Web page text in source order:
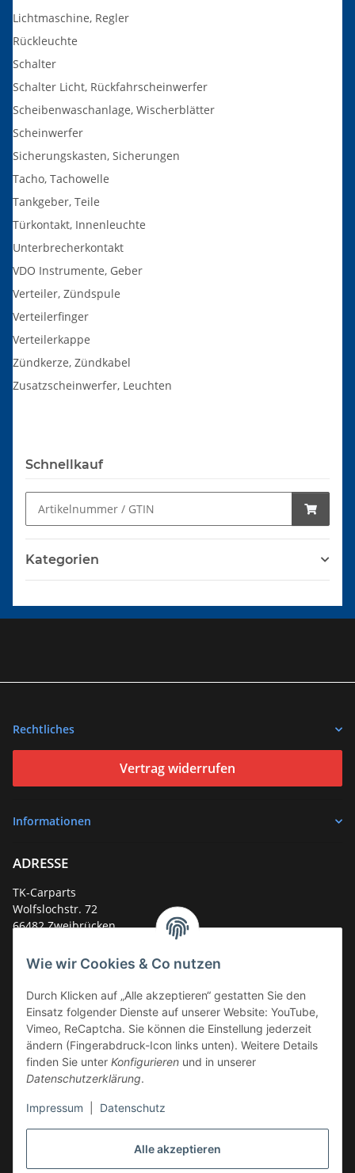
Alle akzeptieren
Wie wir Cookies & Co nutzen
Durch Klicken auf „Alle akzeptieren“ gestatten Sie den
Einsatz folgender Dienste auf unserer Website: YouTube,
Vimeo, ReCaptcha. Sie können die Einstellung jederzeit
ändern (Fingerabdruck-Icon links unten). Weitere Details
finden Sie unter Konfigurieren und in unserer
Datenschutzerklärung.
Impressum Datenschutz
Lichtmaschine, Regler
Rückleuchte
Schalter
Schalter Licht, Rückfahrscheinwerfer
Scheibenwaschanlage, Wischerblätter
Scheinwerfer
Sicherungskasten, Sicherungen
Tacho, Tachowelle
Tankgeber, Teile
Türkontakt, Innenleuchte
Unterbrecherkontakt
VDO Instrumente, Geber
Verteiler, Zündspule
Verteilerfinger
Verteilerkappe
Zündkerze, Zündkabel
Zusatzscheinwerfer, Leuchten
Schnellkauf
Kategorien
Rechtliches
Vertrag widerrufen
Informationen
ADRESSE
TK-Carparts
Wolfslochstr. 72
66482 Zweibrücken
Service-Hotline +49 (0)6332 - 48 58 48
E-Mail:mail@tk-carparts.de
Montag-Donnerstag von 13 bis 16 Uhr